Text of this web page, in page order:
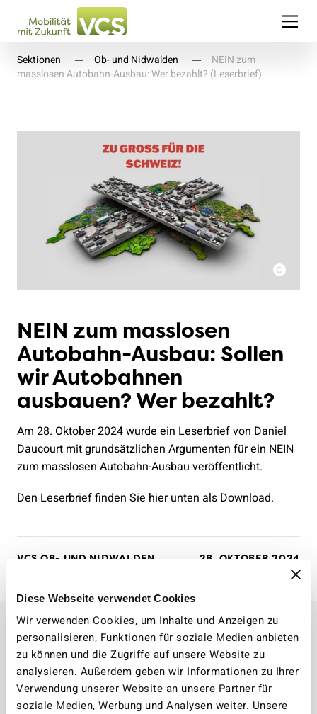
Diese Webseite verwendet Cookies
Wir verwenden Cookies, um Inhalte und Anzeigen zu
personalisieren, Funktionen für soziale Medien anbieten
zu können und die Zugriffe auf unsere Website zu
analysieren. Außerdem geben wir Informationen zu Ihrer
Verwendung unserer Website an unsere Partner für
soziale Medien, Werbung und Analysen weiter. Unsere
Sektionen Ob- und Nidwalden
NEIN zum
masslosen Autobahn-Ausbau: Wer bezahlt? (Leserbrief)
NEIN zum masslosen
Autobahn-Ausbau: Sollen
wir Autobahnen
ausbauen? Wer bezahlt?
Am 28. Oktober 2024 wurde ein Leserbrief von Daniel
Daucourt mit grundsätzlichen Argumenten für ein NEIN
zum masslosen Autobahn-Ausbau veröffentlicht.
Den Leserbrief finden Sie hier unten als Download.
VCS OB- UND NIDWALDEN 28. OKTOBER 2024
Weitere Informationen
DANIEL DAUCOURT